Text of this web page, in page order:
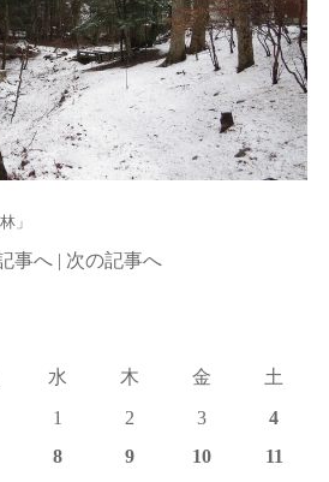
」
事へ | 次の記事へ
水 木 金
土
1
2 3
4
8 9 10
11